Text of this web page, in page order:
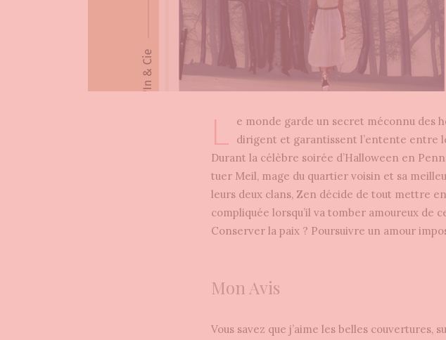
L
e monde garde un secret méconnu des
dirigent et garantissent l’entente entre
Durant la célèbre soirée d’Halloween en
tuer Meil, mage du quartier voisin et sa
leurs deux clans, Zen décide de tout mettre
compliquée lorsqu’il va tomber amoureux de
Conserver la paix ? Poursuivre un amour
Mon Avis
Vous savez que j’aime les belles